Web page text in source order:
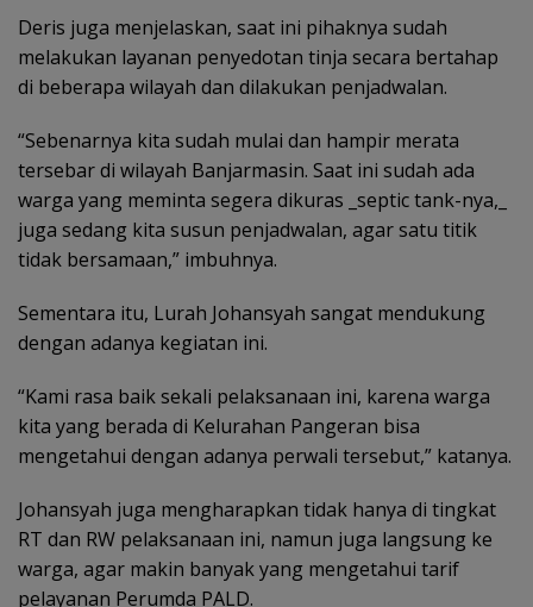
Deris juga menjelaskan, saat ini pihaknya sudah
melakukan layanan penyedotan tinja secara bertahap
di beberapa wilayah dan dilakukan penjadwalan.
“Sebenarnya kita sudah mulai dan hampir merata
tersebar di wilayah Banjarmasin. Saat ini sudah ada
warga yang meminta segera dikuras _septic tank-nya,_
juga sedang kita susun penjadwalan, agar satu titik
tidak bersamaan,” imbuhnya.
Sementara itu, Lurah Johansyah sangat mendukung
dengan adanya kegiatan ini.
“Kami rasa baik sekali pelaksanaan ini, karena warga
kita yang berada di Kelurahan Pangeran bisa
mengetahui dengan adanya perwali tersebut,” katanya.
Johansyah juga mengharapkan tidak hanya di tingkat
RT dan RW pelaksanaan ini, namun juga langsung ke
warga, agar makin banyak yang mengetahui tarif
pelayanan Perumda PALD.